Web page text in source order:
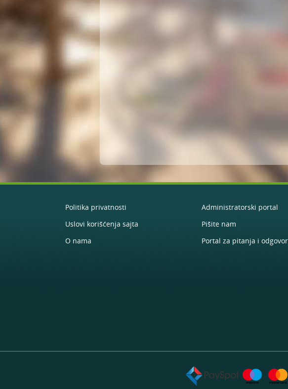
Politika privatnosti
Uslovi korišćenja sajta
O nama
Administratorski portal
Pišite nam
Portal za pitanja i